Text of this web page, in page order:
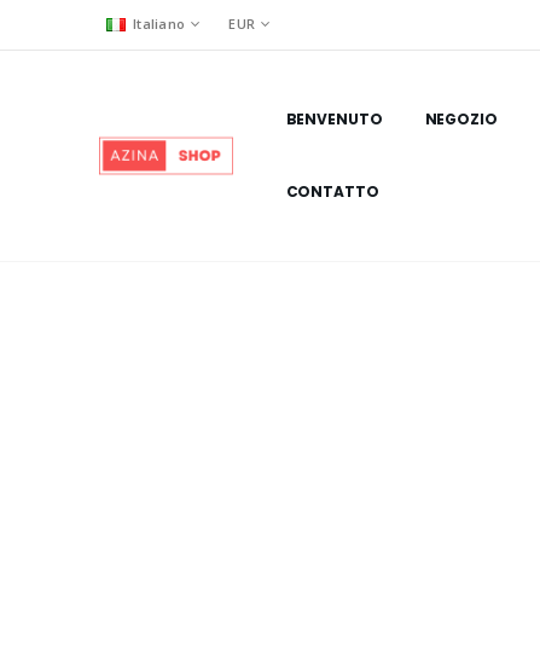
Italiano EUR
BENVENUTO NEGOZIO
CONTATTO